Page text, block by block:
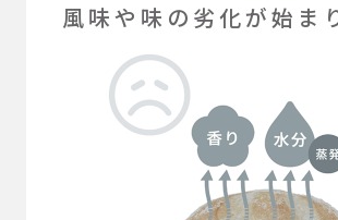
風味や味の劣化が始ま